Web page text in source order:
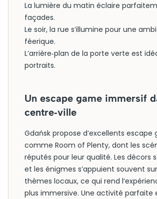
La lumière du matin éclaire
façades.
Le soir, la rue s’illumine pour une
féerique.
L’arrière‑plan de la porte verte est
portraits.
Un escape game immersif
centre‑ville
Gdańsk propose d’excellents escape
comme Room of Plenty, dont les
réputés pour leur qualité. Les décors
et les énigmes s’appuient souvent
thèmes locaux, ce qui rend
plus immersive. Une activité parfaite